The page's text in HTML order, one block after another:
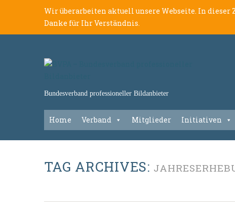
Wir überarbeiten aktuell unsere Webseite. In
Danke für Ihr Verständnis.
Bundesverband professioneller Bildanbieter
Home Verband Mitglieder Initiativen
TAG ARCHIVES: